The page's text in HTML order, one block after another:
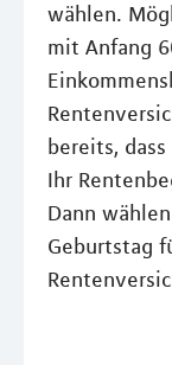
wählen.
mit Anfang
bereits,
Ihr
Dann
Geburtstag